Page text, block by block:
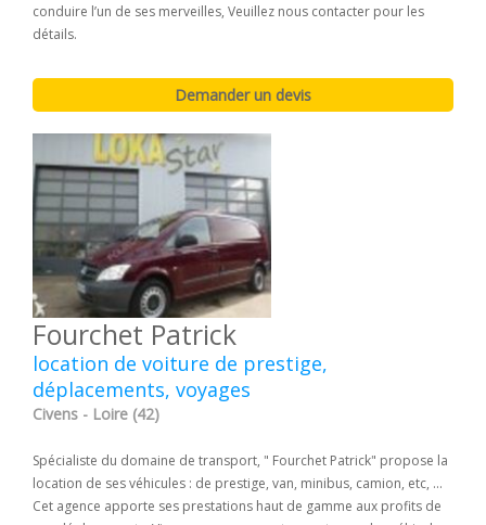
conduire l’un de ses merveilles, Veuillez nous contacter pour les
détails.
Fourchet Patrick
location de voiture de prestige,
déplacements, voyages
Civens - Loire (42)
Spécialiste du domaine de transport, " Fourchet Patrick" propose la
location de ses véhicules : de prestige, van, minibus, camion, etc, ...
Cet agence apporte ses prestations haut de gamme aux profits de